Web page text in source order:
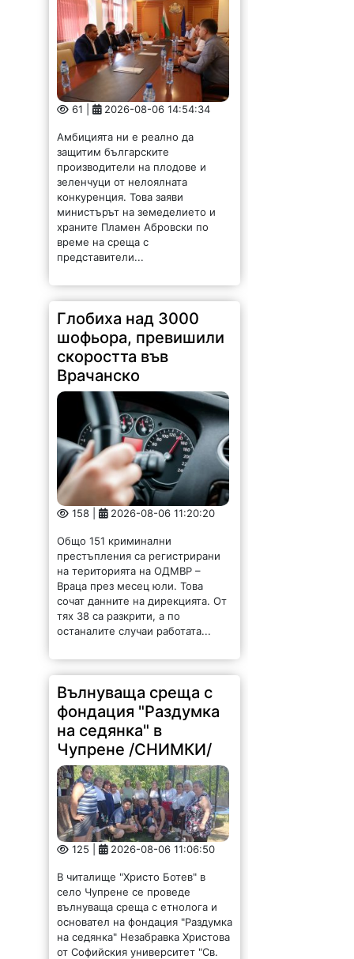
61 | 2026-08-06 14:54:34
Амбицията ни е реално да
защитим българските
производители на плодове и
зеленчуци от нелоялната
конкуренция. Това заяви
министърът на земеделието и
храните Пламен Абровски по
време на среща с
представители...
Глобиха над 3000
шофьора, превишили
скоростта във
Врачанско
158 | 2026-08-06 11:20:20
Общо 151 криминални
престъпления са регистрирани
на територията на ОДМВР –
Враца през месец юли. Това
сочат данните на дирекцията. От
тях 38 са разкрити, а по
останалите случаи работата...
Вълнуваща среща с
фондация "Раздумка
на седянка" в
Чупрене /СНИМКИ/
125 | 2026-08-06 11:06:50
В читалище "Христо Ботев" в
село Чупрене се проведе
вълнуваща среща с етнолога и
основател на фондация "Раздумка
на седянка" Незабравка Христова
от Софийския университет "Св.